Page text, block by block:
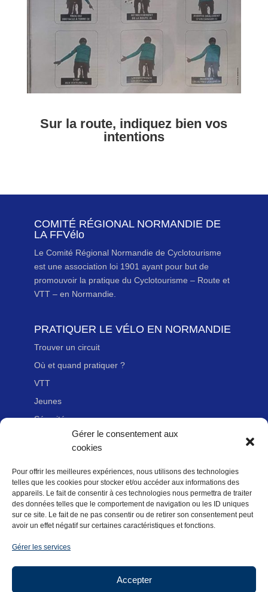
Gérer le consentement aux
cookies
Pour offrir les meilleures expériences, nous utilisons des technologies
telles que les cookies pour stocker et/ou accéder aux informations des
appareils. Le fait de consentir à ces technologies nous permettra de traiter
des données telles que le comportement de navigation ou les ID uniques
sur ce site. Le fait de ne pas consentir ou de retirer son consentement peut
avoir un effet négatif sur certaines caractéristiques et fonctions.
Gérer les services
Accepter
Sur la route, indiquez bien vos
intentions
COMITÉ RÉGIONAL NORMANDIE DE
LA FFVélo
Le Comité Régional Normandie de Cyclotourisme
est une association loi 1901 ayant pour but de
promouvoir la pratique du Cyclotourisme – Route et
VTT – en Normandie.
PRATIQUER LE VÉLO EN NORMANDIE
Trouver un circuit
Où et quand pratiquer ?
VTT
Jeunes
Sécurité
LIENS UTILES
Adhérer à la Fédération Française de cyclotourisme
Nous contacter
Newsletter
Mentions légales
Politique des données personnelles
Politique de cookies (UE)